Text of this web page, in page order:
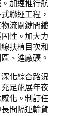
加速推行航
聯運工程，
流關鍵間鐵
性。加大力
扶植目次和
、進廠礦。
深化綜合路況
足施展年夜
化。制訂任
間隔運輸貨